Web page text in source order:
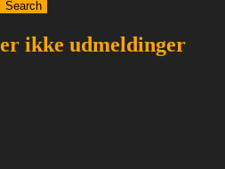
ikke udmeldinger